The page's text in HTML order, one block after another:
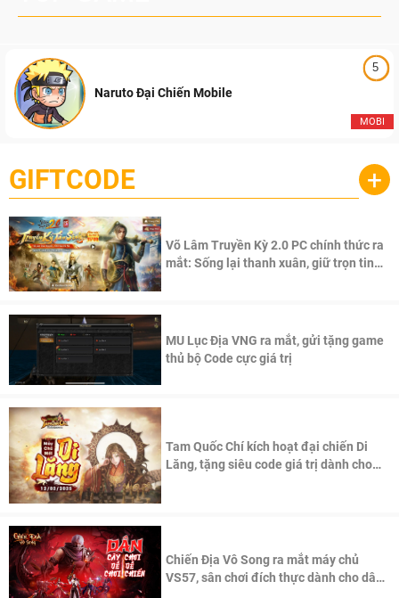
5
MOBI
Naruto Đại Chiến Mobile
GIFTCODE +
Võ Lâm Truyền Kỳ 2.0 PC chính thức ra
mắt: Sống lại thanh xuân, giữ trọn tinh
MU Lục Địa VNG ra mắt, gửi tặng game
thủ bộ Code cực giá trị
Tam Quốc Chí kích hoạt đại chiến Di
Lăng, tặng siêu code giá trị dành cho
Chiến Địa Vô Song ra mắt máy chủ
VS57, sân chơi đích thực dành cho dân